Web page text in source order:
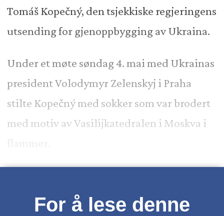
Tomáš Kopečný, den tsjekkiske regjeringens
utsending for gjenoppbygging av Ukraina.
Under et møte søndag 4. mai med Ukrainas
president Volodymyr Zelenskyj i Praha
stilte Kopečný med sokker som var brodert
med motiv av Vasilijkatedralen i Moskva i
For å lese denne